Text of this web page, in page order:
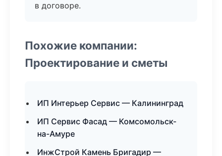
в договоре.
Похожие компании:
Проектирование и сметы
ИП Интерьер Сервис — Калининград
ИП Сервис Фасад — Комсомольск-
на-Амуре
ИнжСтрой Камень Бригадир —